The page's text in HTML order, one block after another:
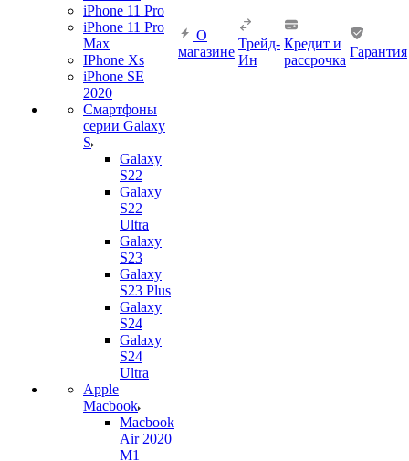
iPhone 11 Pro
iPhone 11 Pro
Max
IPhone Xs
iPhone SE
2020
Смартфоны
серии Galaxy
S
Galaxy
S22
Galaxy
S22
Ultra
Galaxy
S23
Galaxy
S23 Plus
Galaxy
S24
Galaxy
S24
Ultra
Apple
Macbook
Macbook
Air 2020
M1
О
магазине
Трейд-
Ин
Кредит и
рассрочка
Гарантия